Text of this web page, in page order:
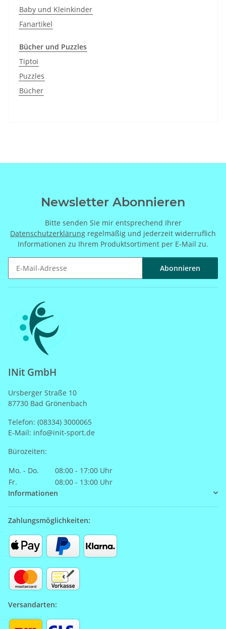
Baby und Kleinkinder
Fanartikel
Bücher und Puzzles
Tiptoi
Puzzles
Bücher
Newsletter Abonnieren
Bitte senden Sie mir entsprechend Ihrer
Datenschutzerklärung regelmäßig und jederzeit widerruflich
Informationen zu Ihrem Produktsortiment per E-Mail zu.
Abonnieren
INit GmbH
Ursberger Straße 10
87730 Bad Grönenbach
Telefon: (08334) 3000065
E-Mail: info@init-sport.de
Bürozeiten:
Mo. - Do.
08:00 - 17:00 Uhr
Fr.
08:00 - 13:00 Uhr
Informationen
Zahlungsmöglichkeiten:
Versandarten: